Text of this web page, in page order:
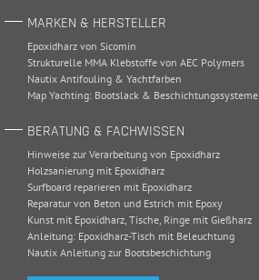
MARKEN & HERSTELLER
Epoxidharz von Sicomin
Strukturelle MMA Klebstoffe von AEC Polymers
Nautix Antifouling & Yachtfarben
Map Yachting: Bootslack & Beschichtungssysteme
BERATUNG & FACHWISSEN
Hinweise zur Verarbeitung von Epoxidharz
Holzsanierung mit Epoxidharz
Surfboard reparieren mit Epoxidharz
Reparatur von Beton und Estrich mit Epoxy
Kunst mit Epoxidharz, Tische, Ringe mit Gießharz
Anleitung: Epoxidharz-Tisch mit Beleuchtung
Nautix Anleitung zur Bootsbeschichtung